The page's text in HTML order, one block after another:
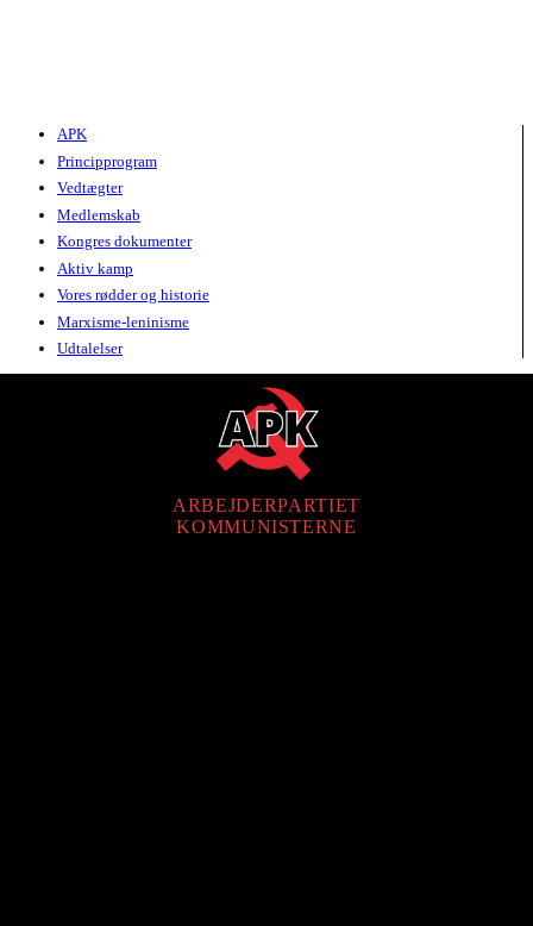
APK
Principprogram
Vedtægter
Medlemskab
Kongres dokumenter
Aktiv kamp
Vores rødder og historie
Marxisme-leninisme
Udtalelser
ARBEJDERPARTIET
KOMMUNISTERNE